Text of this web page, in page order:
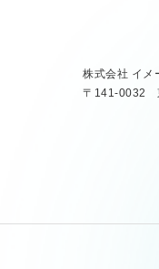
株式会社 イメ
〒141-0032